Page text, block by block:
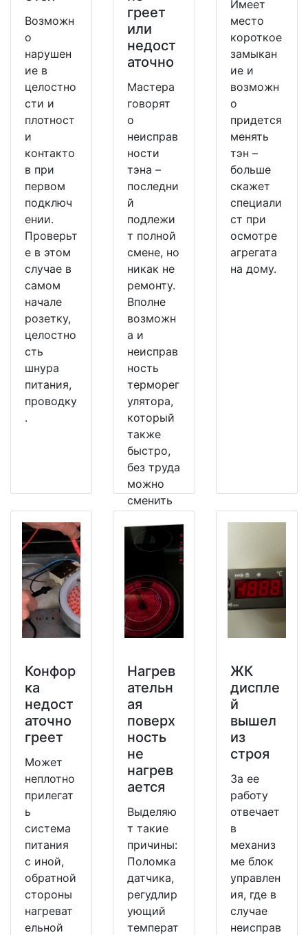
Возможн
о
нарушен
ие в
целостно
сти и
плотност
и
контакто
в при
первом
подключ
ении.
Проверьт
е в этом
случае в
самом
начале
розетку,
целостно
сть
шнура
питания,
проводку
.
греет
или
недост
аточно
Мастера
говорят
о
неисправ
ности
тэна –
последни
й
подлежи
т полной
смене, но
никак не
ремонту.
Вполне
возможн
а и
неисправ
ность
терморег
улятора,
который
также
быстро,
без труда
можно
сменить
рабочий.
Имеет
место
короткое
замыкан
ие и
возможн
о
придется
менять
тэн –
больше
скажет
специали
ст при
осмотре
агрегата
на дому.
Конфор
ка
недост
аточно
греет
Может
неплотно
прилегат
ь
система
питания
с иной,
обратной
стороны
нагреват
ельной
Нагрев
ательн
ая
поверх
ность
не
нагрев
ается
Выделяю
т такие
причины:
Поломка
датчика,
регудлир
ующий
температ
ЖК
диспле
й
вышел
из
строя
За ее
работу
отвечает
в
механиз
ме блок
управлен
ия, где в
случае
неисправ